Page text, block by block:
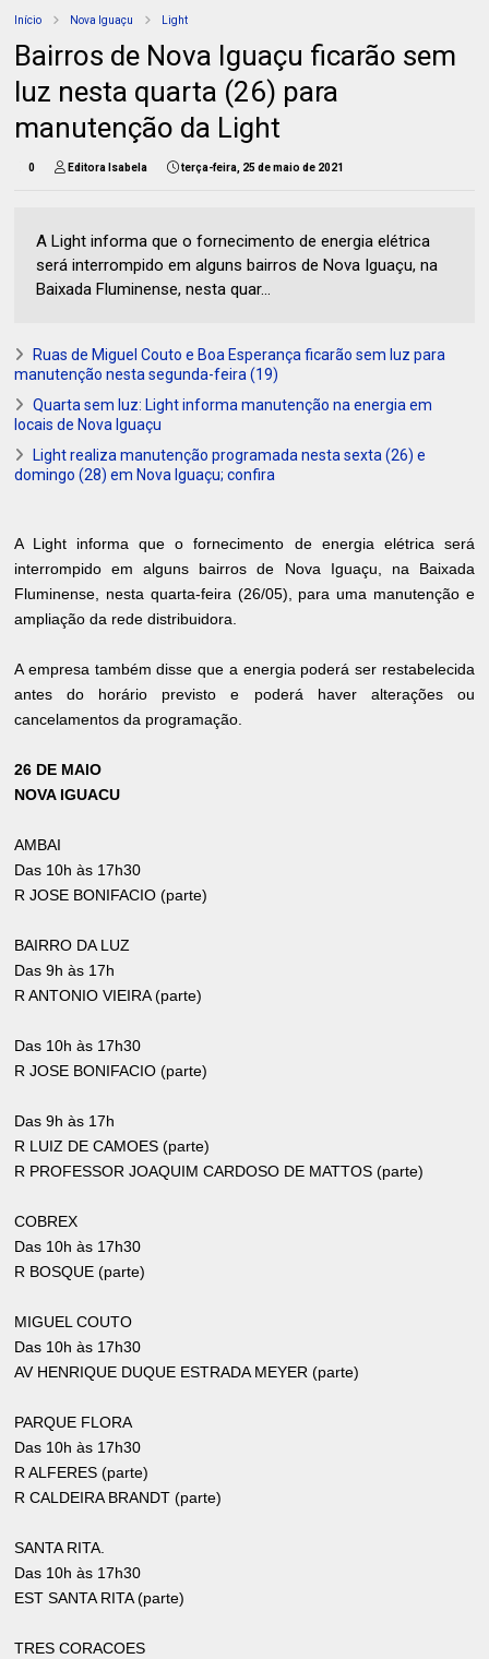
Início Nova Iguaçu Light
Bairros de Nova Iguaçu ficarão sem
luz nesta quarta (26) para
manutenção da Light
0 Editora Isabela terça-feira, 25 de maio de 2021
A Light informa que o fornecimento de energia elétrica
será interrompido em alguns bairros de Nova Iguaçu, na
Baixada Fluminense, nesta quar...
Ruas de Miguel Couto e Boa Esperança ficarão sem luz para
manutenção nesta segunda-feira (19)
Quarta sem luz: Light informa manutenção na energia em
locais de Nova Iguaçu
Light realiza manutenção programada nesta sexta (26) e
domingo (28) em Nova Iguaçu; confira
A Light informa que o fornecimento de energia elétrica será
interrompido em alguns bairros de Nova Iguaçu, na Baixada
Fluminense, nesta quarta-feira (26/05), para uma manutenção e
ampliação da rede distribuidora.
A empresa também disse que a energia poderá ser restabelecida
antes do horário previsto e poderá haver alterações ou
cancelamentos da programação.
26 DE MAIO
NOVA IGUACU
AMBAI
Das 10h às 17h30
R JOSE BONIFACIO (parte)
BAIRRO DA LUZ
Das 9h às 17h
R ANTONIO VIEIRA (parte)
Das 10h às 17h30
R JOSE BONIFACIO (parte)
Das 9h às 17h
R LUIZ DE CAMOES (parte)
R PROFESSOR JOAQUIM CARDOSO DE MATTOS (parte)
COBREX
Das 10h às 17h30
R BOSQUE (parte)
MIGUEL COUTO
Das 10h às 17h30
AV HENRIQUE DUQUE ESTRADA MEYER (parte)
PARQUE FLORA
Das 10h às 17h30
R ALFERES (parte)
R CALDEIRA BRANDT (parte)
SANTA RITA.
Das 10h às 17h30
EST SANTA RITA (parte)
TRES CORACOES